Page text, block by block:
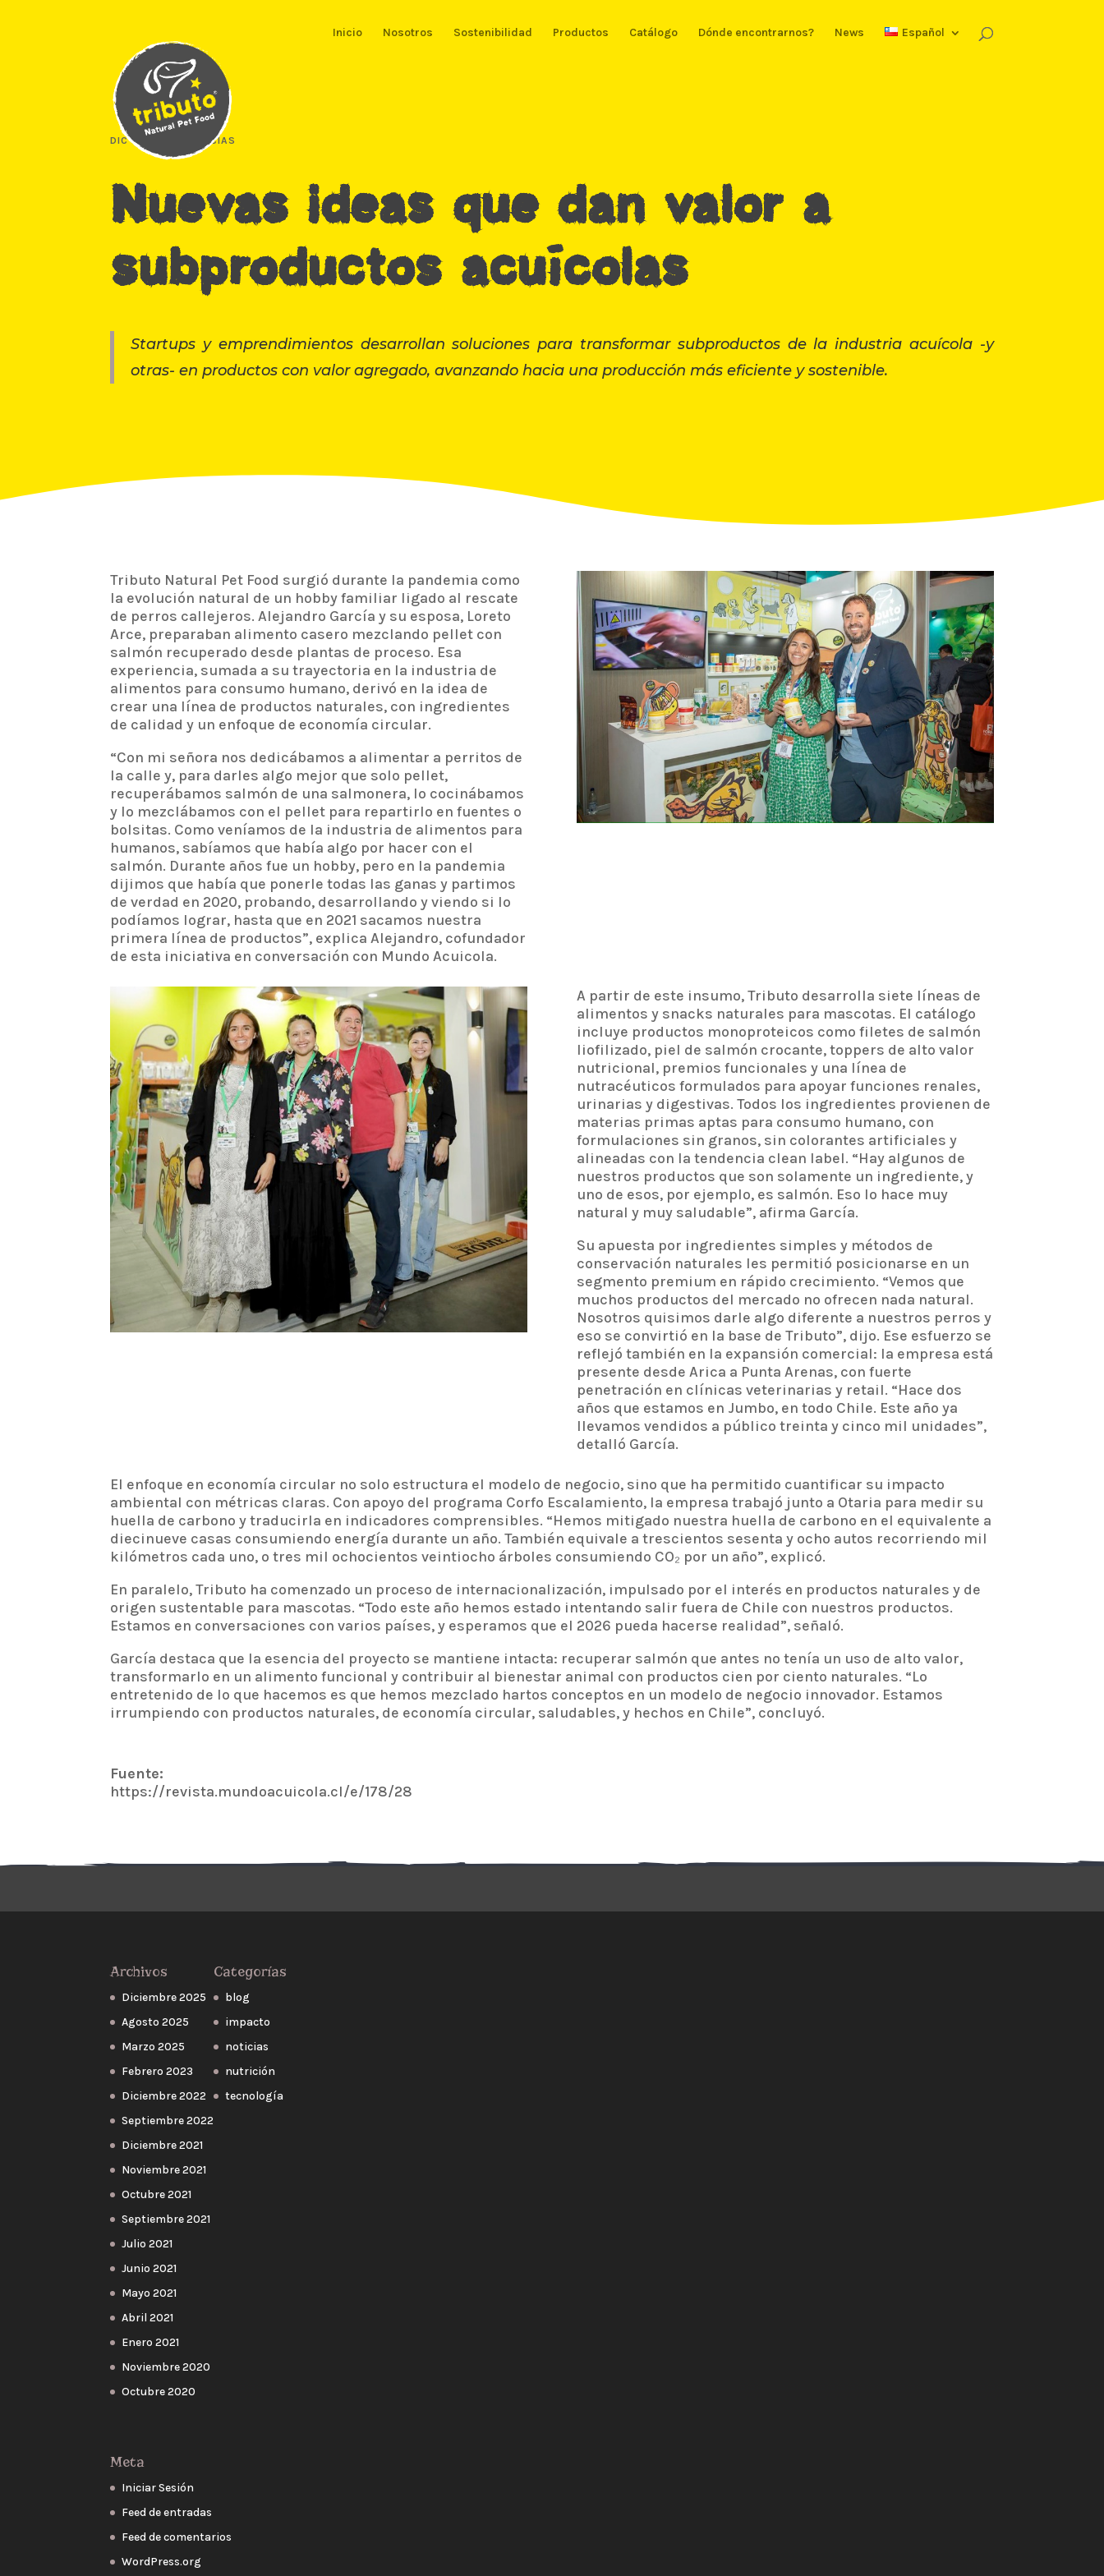
Inicio Nosotros Sostenibilidad Productos Catálogo Dónde encontrarnos? News Español
DIC 8, 2025 NOTICIAS
Nuevas ideas que dan valor a
subproductos acuícolas
Startups y emprendimientos desarrollan soluciones para transformar subproductos de la industria acuícola -y
otras- en productos con valor agregado, avanzando hacia una producción más eficiente y sostenible.
Tributo Natural Pet Food surgió durante la pandemia como
la evolución natural de un hobby familiar ligado al rescate
de perros callejeros. Alejandro García y su esposa, Loreto
Arce, preparaban alimento casero mezclando pellet con
salmón recuperado desde plantas de proceso. Esa
experiencia, sumada a su trayectoria en la industria de
alimentos para consumo humano, derivó en la idea de
crear una línea de productos naturales, con ingredientes
de calidad y un enfoque de economía circular.
“Con mi señora nos dedicábamos a alimentar a perritos de
la calle y, para darles algo mejor que solo pellet,
recuperábamos salmón de una salmonera, lo cocinábamos
y lo mezclábamos con el pellet para repartirlo en fuentes o
bolsitas. Como veníamos de la industria de alimentos para
humanos, sabíamos que había algo por hacer con el
salmón. Durante años fue un hobby, pero en la pandemia
dijimos que había que ponerle todas las ganas y partimos
de verdad en 2020, probando, desarrollando y viendo si lo
podíamos lograr, hasta que en 2021 sacamos nuestra
primera línea de productos”, explica Alejandro, cofundador
de esta iniciativa en conversación con Mundo Acuicola.
A partir de este insumo, Tributo desarrolla siete líneas de
alimentos y snacks naturales para mascotas. El catálogo
incluye productos monoproteicos como filetes de salmón
liofilizado, piel de salmón crocante, toppers de alto valor
nutricional, premios funcionales y una línea de
nutracéuticos formulados para apoyar funciones renales,
urinarias y digestivas. Todos los ingredientes provienen de
materias primas aptas para consumo humano, con
formulaciones sin granos, sin colorantes artificiales y
alineadas con la tendencia clean label. “Hay algunos de
nuestros productos que son solamente un ingrediente, y
uno de esos, por ejemplo, es salmón. Eso lo hace muy
natural y muy saludable”, afirma García.
Su apuesta por ingredientes simples y métodos de
conservación naturales les permitió posicionarse en un
segmento premium en rápido crecimiento. “Vemos que
muchos productos del mercado no ofrecen nada natural.
Nosotros quisimos darle algo diferente a nuestros perros y
eso se convirtió en la base de Tributo”, dijo. Ese esfuerzo se
reflejó también en la expansión comercial: la empresa está
presente desde Arica a Punta Arenas, con fuerte
penetración en clínicas veterinarias y retail. “Hace dos
años que estamos en Jumbo, en todo Chile. Este año ya
llevamos vendidos a público treinta y cinco mil unidades”,
detalló García.
El enfoque en economía circular no solo estructura el modelo de negocio, sino que ha permitido cuantificar su impacto
ambiental con métricas claras. Con apoyo del programa Corfo Escalamiento, la empresa trabajó junto a Otaria para medir su
huella de carbono y traducirla en indicadores comprensibles. “Hemos mitigado nuestra huella de carbono en el equivalente a
diecinueve casas consumiendo energía durante un año. También equivale a trescientos sesenta y ocho autos recorriendo mil
kilómetros cada uno, o tres mil ochocientos veintiocho árboles consumiendo CO₂ por un año”, explicó.
En paralelo, Tributo ha comenzado un proceso de internacionalización, impulsado por el interés en productos naturales y de
origen sustentable para mascotas. “Todo este año hemos estado intentando salir fuera de Chile con nuestros productos.
Estamos en conversaciones con varios países, y esperamos que el 2026 pueda hacerse realidad”, señaló.
García destaca que la esencia del proyecto se mantiene intacta: recuperar salmón que antes no tenía un uso de alto valor,
transformarlo en un alimento funcional y contribuir al bienestar animal con productos cien por ciento naturales. “Lo
entretenido de lo que hacemos es que hemos mezclado hartos conceptos en un modelo de negocio innovador. Estamos
irrumpiendo con productos naturales, de economía circular, saludables, y hechos en Chile”, concluyó.
Fuente:
https://revista.mundoacuicola.cl/e/178/28
Archivos
Diciembre 2025
Agosto 2025
Marzo 2025
Febrero 2023
Diciembre 2022
Septiembre 2022
Diciembre 2021
Noviembre 2021
Octubre 2021
Septiembre 2021
Julio 2021
Junio 2021
Mayo 2021
Abril 2021
Enero 2021
Noviembre 2020
Octubre 2020
Categorías
blog
impacto
noticias
nutrición
tecnología
Meta
Iniciar Sesión
Feed de entradas
Feed de comentarios
WordPress.org